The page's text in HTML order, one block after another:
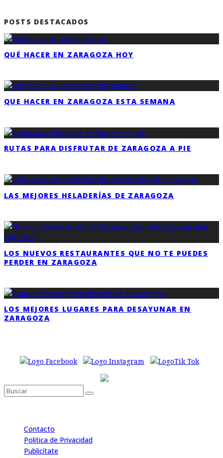
POSTS DESTACADOS
QUÉ HACER EN ZARAGOZA HOY
QUE HACER EN ZARAGOZA ESTA SEMANA
RUTAS PARA DISFRUTAR DE ZARAGOZA A PIE
LAS MEJORES HELADERÍAS DE ZARAGOZA
LOS NUEVOS RESTAURANTES QUE NO TE PUEDES
PERDER EN ZARAGOZA
LOS MEJORES LUGARES PARA DESAYUNAR EN
ZARAGOZA
Contacto
Politica de Privacidad
Publicítate